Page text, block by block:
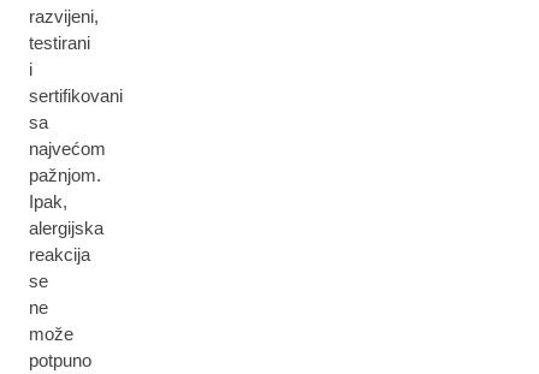
razvijeni,
testirani
i
sertifikovani
sa
najvećom
pažnjom.
Ipak,
alergijska
reakcija
se
ne
može
potpuno